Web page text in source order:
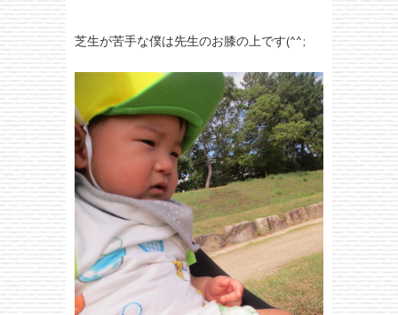
芝生が苦手な僕は先生のお膝の上です(^^;